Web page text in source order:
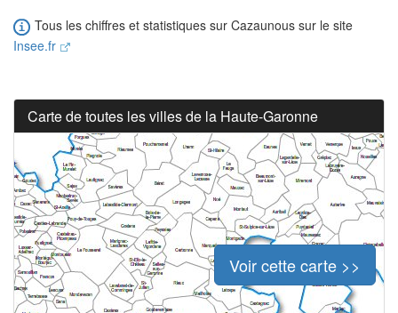
Tous les chiffres et statistiques sur Cazaunous sur le site
Insee.fr
Carte de toutes les villes de la Haute-Garonne
Voir cette carte >>